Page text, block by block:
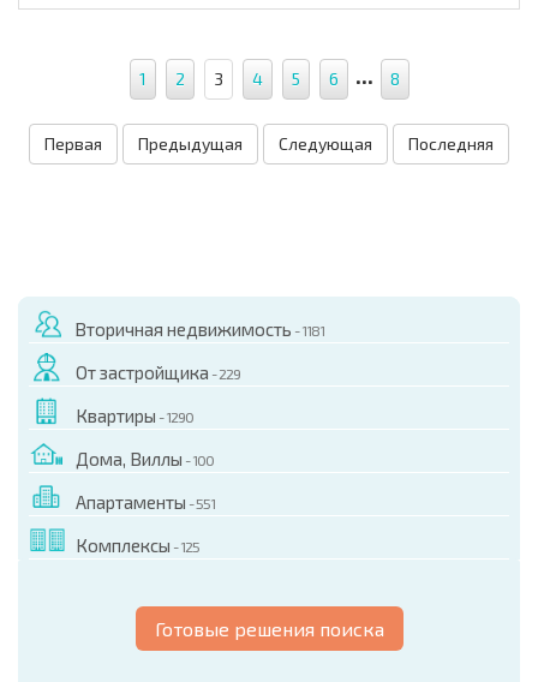
1 2 3 4 5 6 ... 8
Первая Предыдущая Следующая Последняя
Вторичная недвижимость - 1181
От застройщика - 229
Квартиры - 1290
Дома, Виллы - 100
Апартаменты - 551
Комплексы - 125
Готовые решения поиска